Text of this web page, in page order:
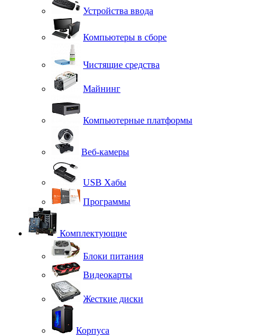
Устройства ввода
Компьютеры в сборе
Чистящие средства
Майнинг
Компьютерные платформы
Веб-камеры
USB Хабы
Программы
Комплектующие
Блоки питания
Видеокарты
Жесткие диски
Корпуса